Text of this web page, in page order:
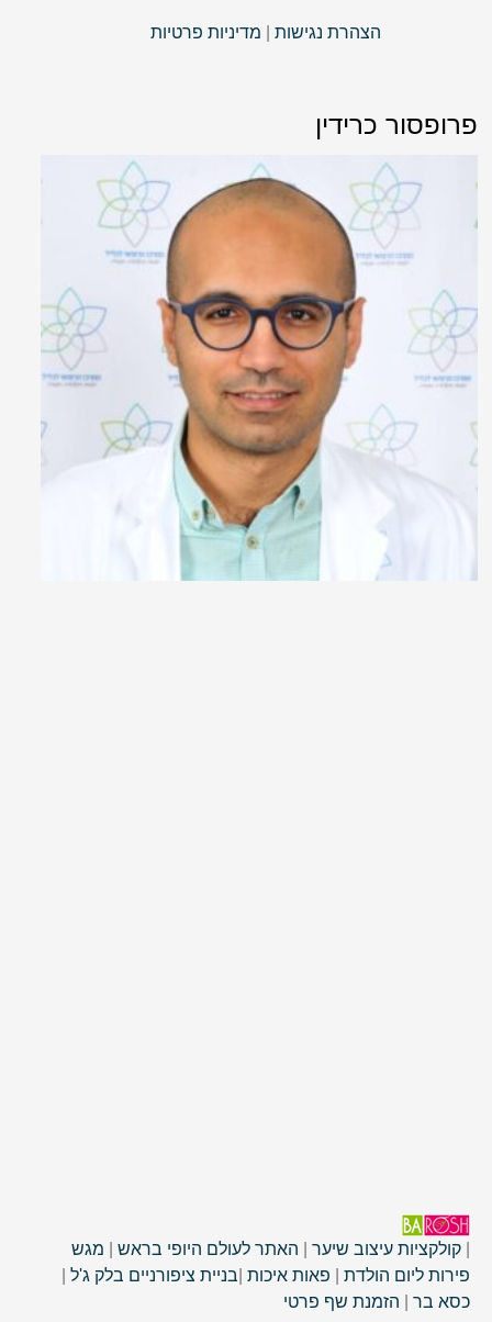
הצהרת נגישות מדיניות פרטיות
פרופסור כרידין
קולקציות עיצוב שיער האתר לעולם היופי בראש
מגש
פירות ליום הולדת
פאות איכות בניית ציפורניים בלק ג'ל
כסא בר
הזמנת שף פרטי